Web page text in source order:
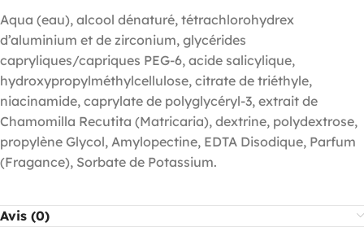
Aqua (eau), alcool dénaturé, tétrachlorohydrex
d’aluminium et de zirconium, glycérides
capryliques/capriques PEG-6, acide salicylique,
hydroxypropylméthylcellulose, citrate de triéthyle,
niacinamide, caprylate de polyglycéryl-3, extrait de
Chamomilla Recutita (Matricaria), dextrine, polydextrose,
propylène Glycol, Amylopectine, EDTA Disodique, Parfum
(Fragance), Sorbate de Potassium.
Avis (0)